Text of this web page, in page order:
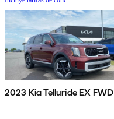
2023 Kia Telluride EX FWD